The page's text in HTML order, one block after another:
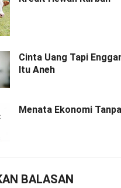
Cinta Uang Tapi
Itu Aneh
Menata Ekonomi
BALASAN